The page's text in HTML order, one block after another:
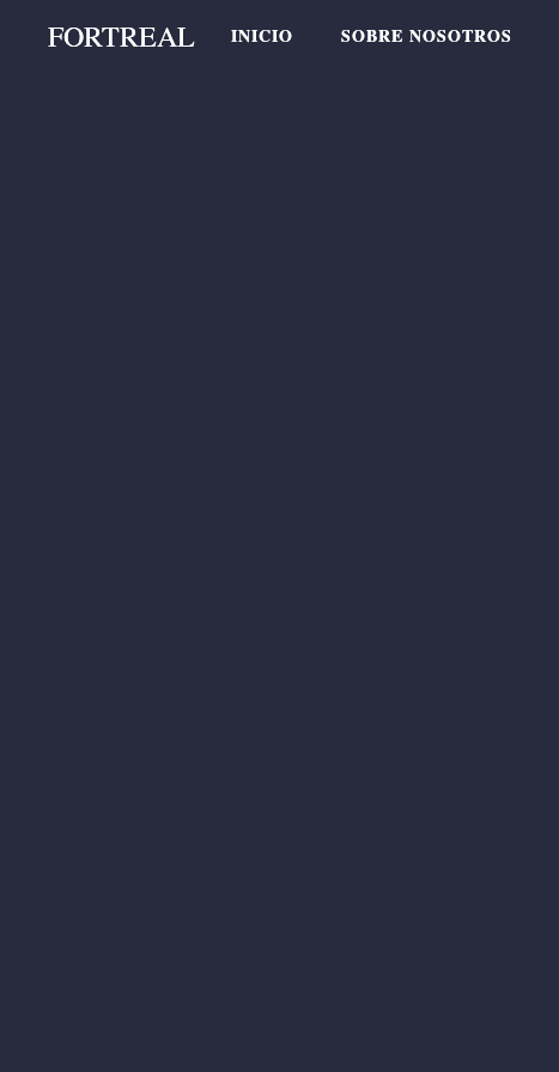
FORTREAL INICIO SOBRE NOSOTROS
FORTREAL INICIO SOBRE NOSOTROS